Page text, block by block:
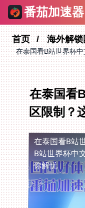
番茄加速器
首页 海外解
在泰国看B站世界杯
在泰国看
区限制？
在泰国看B站
你解忧